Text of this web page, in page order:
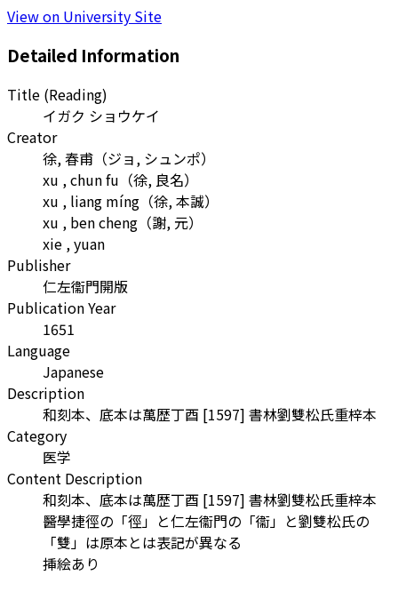
View on University Site
Detailed Information
Title (Reading)
イガク ショウケイ
Creator
徐, 春甫 （ジョ, シュンポ）
xu , chun fu （徐, 良名）
xu , liang míng （徐, 本誠）
xu , ben cheng （謝, 元）
xie , yuan
Publisher
仁左衞門開版
Publication Year
1651
Language
Japanese
Description
和刻本、底本は萬歴丁酉 [1597] 書林劉雙松氏重梓本
Category
医学
Content Description
和刻本、底本は萬歴丁酉 [1597] 書林劉雙松氏重梓本
醫學捷徑の「徑」と仁左衞門の「衞」と劉雙松氏の
「雙」は原本とは表記が異なる
挿絵あり